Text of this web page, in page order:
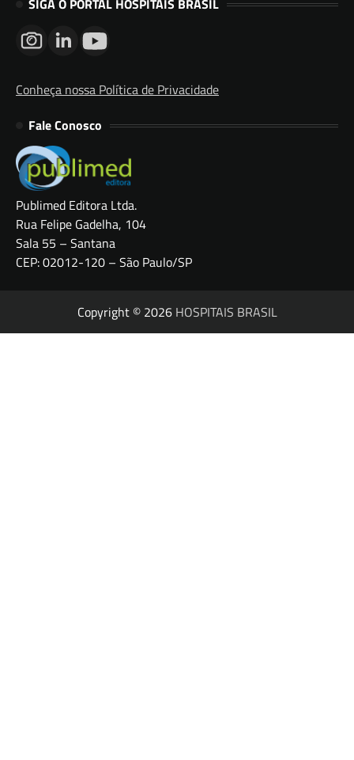
SIGA O PORTAL HOSPITAIS BRASIL
Conheça nossa Política de Privacidade
Fale Conosco
Publimed Editora Ltda.
Rua Felipe Gadelha, 104
Sala 55 – Santana
CEP: 02012-120 – São Paulo/SP
Copyright © 2026 HOSPITAIS BRASIL